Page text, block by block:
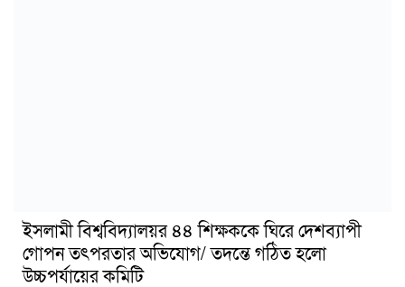
ইসলামী বিশ্ববিদ্যালয়র ৪৪ শিক্ষককে ঘিরে দেশব্যাপী
গোপন তৎপরতার অভিযোগ/ তদন্তে গঠিত হলো
উচ্চপর্যায়ের কমিটি